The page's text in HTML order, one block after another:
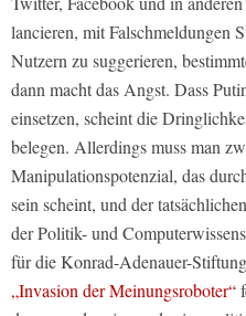
lancieren, mit Falschmeldungen
Nutzern zu suggerieren,
dann macht das Angst. Dass
einsetzen, scheint die
belegen. Allerdings muss man
Manipulationspotenzial, das
sein scheint, und der
der Politik- und
für die Konrad-Adenauer-
„Invasion der Meinungsroboter“